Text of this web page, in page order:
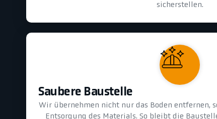
sicherstellen.
Saubere Baustelle
Wir übernehmen nicht nur das Boden entfernen,
Entsorgung des Materials. So bleibt die